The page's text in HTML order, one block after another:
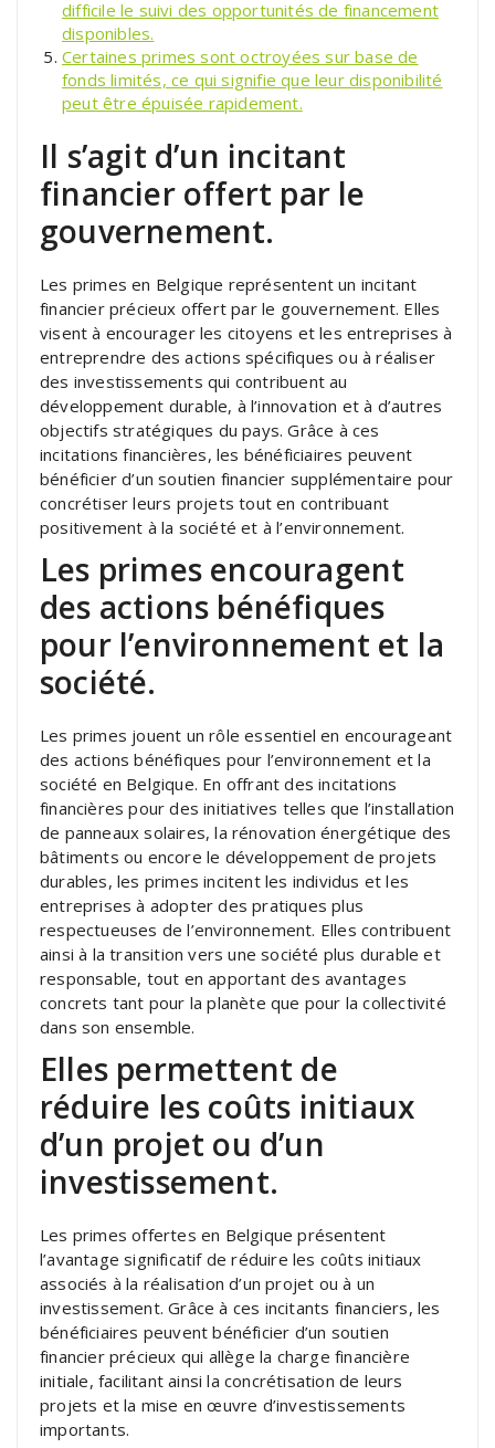
difficile le suivi des opportunités de financement
disponibles.
Certaines primes sont octroyées sur base de
fonds limités, ce qui signifie que leur disponibilité
peut être épuisée rapidement.
Il s’agit d’un incitant
financier offert par le
gouvernement.
Les primes en Belgique représentent un incitant
financier précieux offert par le gouvernement. Elles
visent à encourager les citoyens et les entreprises à
entreprendre des actions spécifiques ou à réaliser
des investissements qui contribuent au
développement durable, à l’innovation et à d’autres
objectifs stratégiques du pays. Grâce à ces
incitations financières, les bénéficiaires peuvent
bénéficier d’un soutien financier supplémentaire pour
concrétiser leurs projets tout en contribuant
positivement à la société et à l’environnement.
Les primes encouragent
des actions bénéfiques
pour l’environnement et la
société.
Les primes jouent un rôle essentiel en encourageant
des actions bénéfiques pour l’environnement et la
société en Belgique. En offrant des incitations
financières pour des initiatives telles que l’installation
de panneaux solaires, la rénovation énergétique des
bâtiments ou encore le développement de projets
durables, les primes incitent les individus et les
entreprises à adopter des pratiques plus
respectueuses de l’environnement. Elles contribuent
ainsi à la transition vers une société plus durable et
responsable, tout en apportant des avantages
concrets tant pour la planète que pour la collectivité
dans son ensemble.
Elles permettent de
réduire les coûts initiaux
d’un projet ou d’un
investissement.
Les primes offertes en Belgique présentent
l’avantage significatif de réduire les coûts initiaux
associés à la réalisation d’un projet ou à un
investissement. Grâce à ces incitants financiers, les
bénéficiaires peuvent bénéficier d’un soutien
financier précieux qui allège la charge financière
initiale, facilitant ainsi la concrétisation de leurs
projets et la mise en œuvre d’investissements
importants.